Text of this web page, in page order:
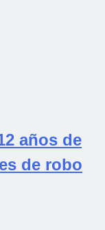
años de
de robo